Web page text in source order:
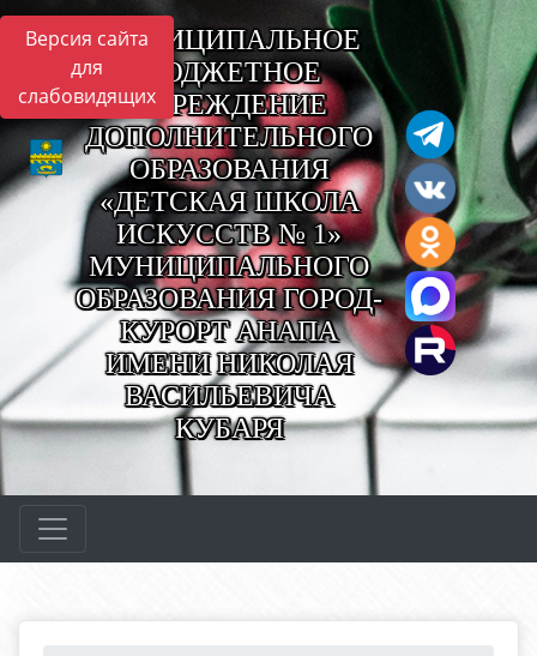
Версия сайта
для
слабовидящих
МУНИЦИПАЛЬНОЕ
БЮДЖЕТНОЕ
УЧРЕЖДЕНИЕ
ДОПОЛНИТЕЛЬНОГО
ОБРАЗОВАНИЯ
«ДЕТСКАЯ ШКОЛА
ИСКУССТВ № 1»
МУНИЦИПАЛЬНОГО
ОБРАЗОВАНИЯ ГОРОД-
КУРОРТ АНАПА
ИМЕНИ НИКОЛАЯ
ВАСИЛЬЕВИЧА
КУБАРЯ